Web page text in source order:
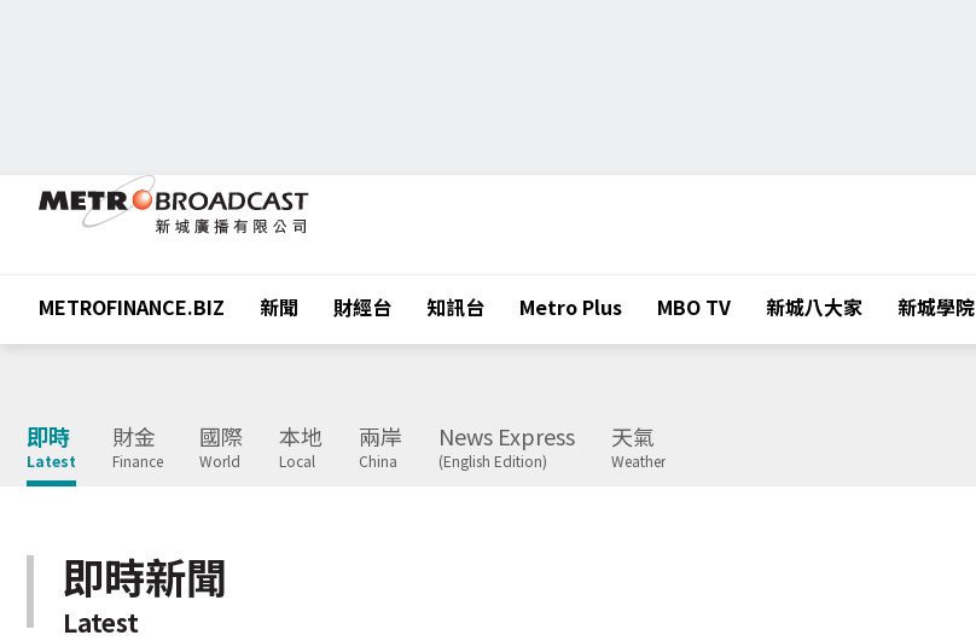
METROFINANCE.BIZ 新聞 財經台 知訊台 Metro Plus MBO TV 新城八大家 新城學院
即時
Latest
財金
Finance
國際
World
本地
Local
兩岸
China
News Express
(English Edition)
天氣
Weather
即時新聞
Latest